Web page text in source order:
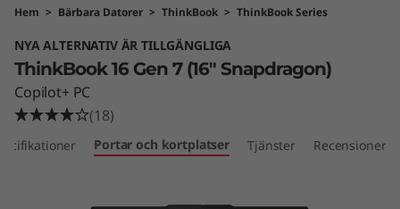
B
o
o
k
Hem > Bärbara Datorer > ThinkBook > ThinkBook Series
NYA ALTERNATIV ÄR TILLGÄNGLIGA
ThinkBook 16 Gen 7 (16" Snapdragon)
Copilot+ PC
(18)
Portar och kortplatser Tjänster Recensioner